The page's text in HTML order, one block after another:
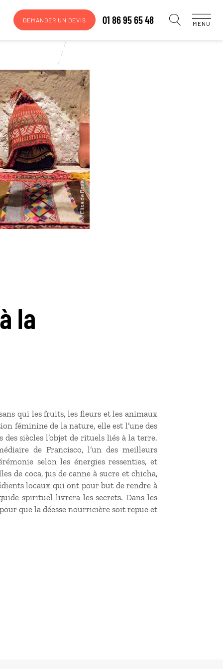
DEMANDER UN DEVIS 01 86 95 65 48 MENU
la
qui les fruits, les fleurs et les animaux
féminine de la nature, elle est l’une des
siècles l’objet de rituels liés à la terre.
de Francisco, l’un des meilleurs
selon les énergies ressenties, et
de coca, jus de canne à sucre et chicha,
locaux qui ont pour but de rendre à
spirituel livrera les secrets. Dans les
que la déesse nourricière soit repue et